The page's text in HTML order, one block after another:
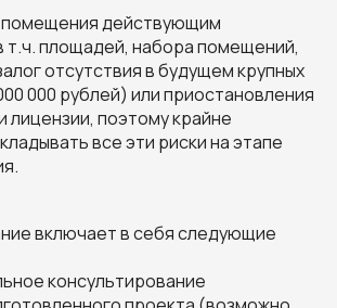
действующим
т.ч. площадей, набора помещений,
отсутствия в будущем крупных
000 рублей) или приостановления
лицензии, поэтому крайне
все эти риски на этапе
включает в себя следующие
консультирование